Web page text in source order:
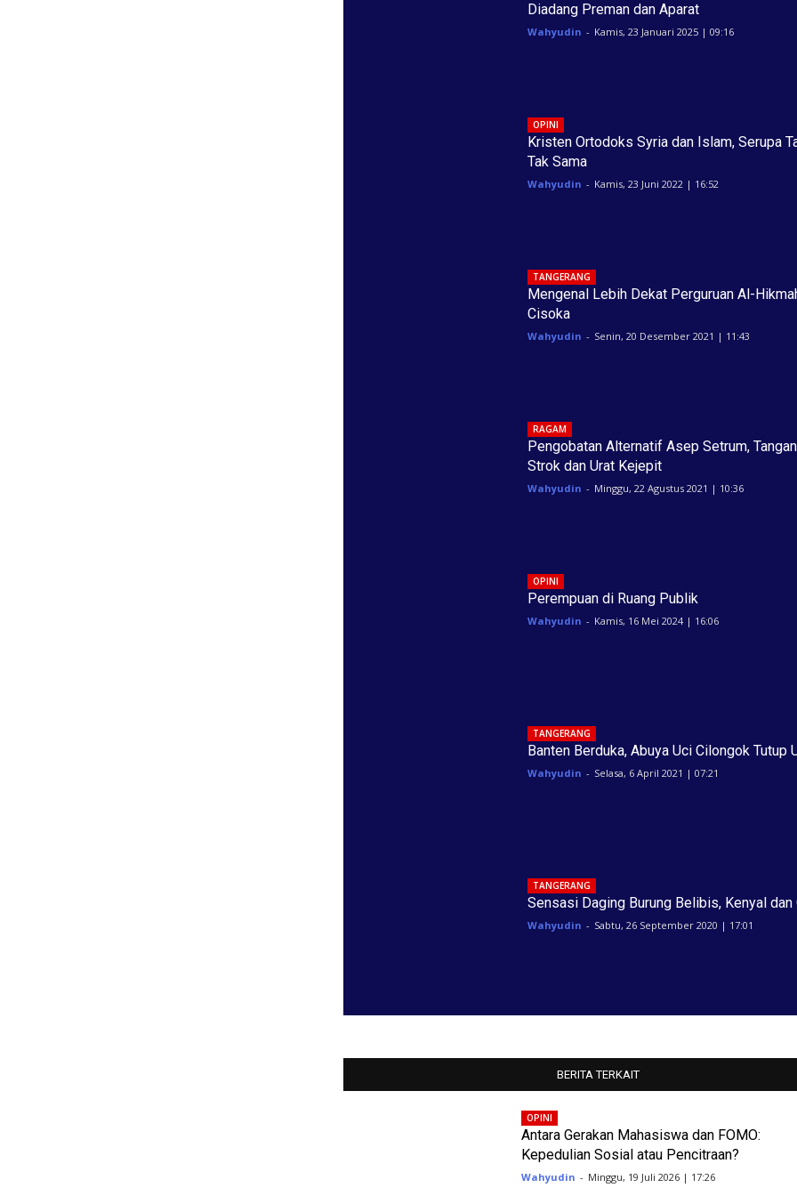
Diadang Preman dan Aparat
Wahyudin - Kamis, 23 Januari 2025 | 09:16
OPINI
Kristen Ortodoks Syria dan Islam, Serupa
Tak Sama
Wahyudin - Kamis, 23 Juni 2022 | 16:52
TANGERANG
Mengenal Lebih Dekat Perguruan Al-
Cisoka
Wahyudin - Senin, 20 Desember 2021 | 11:43
RAGAM
Pengobatan Alternatif Asep Setrum,
Strok dan Urat Kejepit
Wahyudin - Minggu, 22 Agustus 2021 | 10:36
OPINI
Perempuan di Ruang Publik
Wahyudin - Kamis, 16 Mei 2024 | 16:06
TANGERANG
Banten Berduka, Abuya Uci Cilongok Tutup
Wahyudin - Selasa, 6 April 2021 | 07:21
TANGERANG
Sensasi Daging Burung Belibis, Kenyal dan
Wahyudin - Sabtu, 26 September 2020 | 17:01
BERITA TERKAIT
OPINI
Antara Gerakan Mahasiswa dan FOMO:
Kepedulian Sosial atau Pencitraan?
Wahyudin - Minggu, 19 Juli 2026 | 17:26